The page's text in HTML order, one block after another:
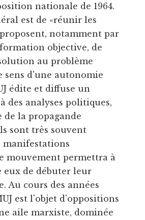
nationale de 1964.
est de «réunir les
notamment par
objective, de
au problème
sens d'une autonomie
édite et diffuse un
des analyses politiques,
la propagande
sont très souvent
manifestations
mouvement permettra à
eux de débuter leur
Au cours des années
est l'objet d'oppositions
aile marxiste, dominée